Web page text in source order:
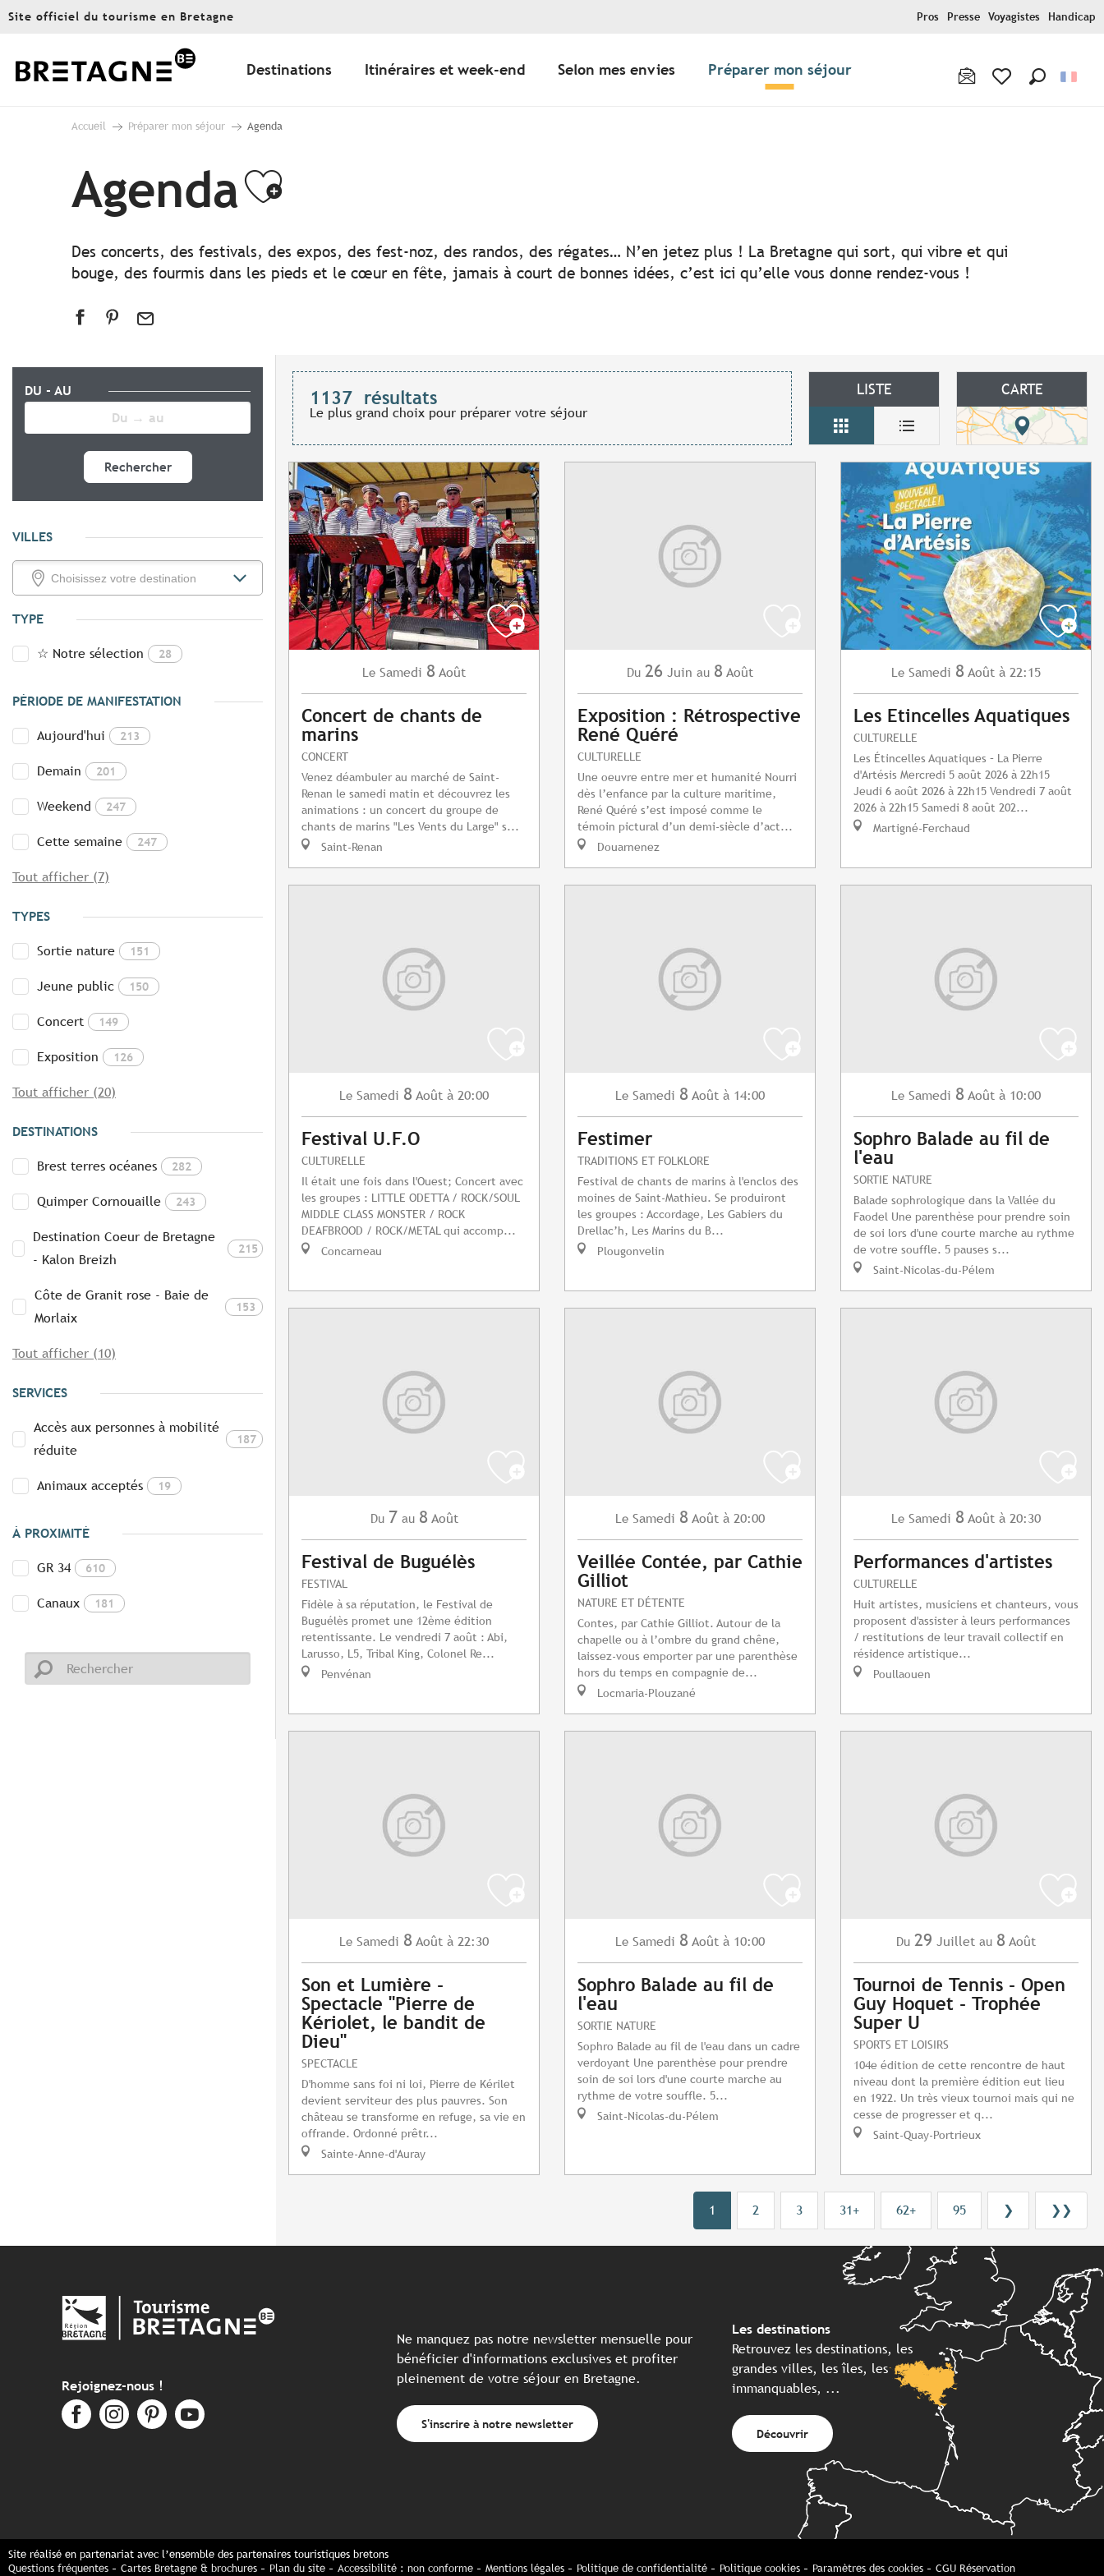
Aller
principal
Site officiel du tourisme en Bretagne Pros Presse Voyagistes Handicap
Destinations Itinéraires et week-end Selon mes envies Préparer mon séjour
Accueil Préparer mon séjour Agenda
AgendaAjouter aux favoris
Des concerts, des festivals, des expos, des fest-noz, des randos, des régates… N’en jetez plus ! La Bretagne qui sort, qui vibre et qui
bouge, des fourmis dans les pieds et le cœur en fête, jamais à court de bonnes idées, c’est ici qu’elle vous donne rendez-vous !
DU - AU
Rechercher
VILLES
TYPE
☆ Notre sélection 28
PÉRIODE DE MANIFESTATION
Aujourd'hui 213
Demain 201
Weekend 247
Cette semaine 247
Tout afficher (7)
TYPES
Sortie nature 151
Jeune public 150
Concert 149
Exposition 126
Tout afficher (20)
DESTINATIONS
Brest terres océanes 282
Quimper Cornouaille 243
Destination Coeur de Bretagne
- Kalon Breizh
215
Côte de Granit rose - Baie de
Morlaix
153
Tout afficher (10)
SERVICES
Accès aux personnes à mobilité
réduite
187
Animaux acceptés 19
À PROXIMITÉ
GR 34 610
Canaux 181
1137 résultats
Le plus grand choix pour préparer votre séjour
LISTE CARTE
Le Samedi 8 Août
Concert de chants de
marins
CONCERT
Venez déambuler au marché de Saint-
Renan le samedi matin et découvrez les
animations : un concert du groupe de
chants de marins "Les Vents du Large" s...
Saint-Renan
Du 26 Juin au 8 Août
Exposition : Rétrospective
René Quéré
CULTURELLE
Une oeuvre entre mer et humanité Nourri
dès l’enfance par la culture maritime,
René Quéré s’est imposé comme le
témoin pictural d’un demi-siècle d’act...
Douarnenez
Le Samedi 8 Août à 22:15
Les Etincelles Aquatiques
CULTURELLE
Les Étincelles Aquatiques – La Pierre
d'Artésis Mercredi 5 août 2026 à 22h15
Jeudi 6 août 2026 à 22h15 Vendredi 7 août
2026 à 22h15 Samedi 8 août 202...
Martigné-Ferchaud
Le Samedi 8 Août à 20:00
Festival U.F.O
CULTURELLE
Il était une fois dans l'Ouest; Concert avec
les groupes : LITTLE ODETTA / ROCK/SOUL
MIDDLE CLASS MONSTER / ROCK
DEAFBROOD / ROCK/METAL qui accomp...
Concarneau
Le Samedi 8 Août à 14:00
Festimer
TRADITIONS ET FOLKLORE
Festival de chants de marins à l'enclos des
moines de Saint-Mathieu. Se produiront
les groupes : Accordage, Les Gabiers du
Drellac’h, Les Marins du B...
Plougonvelin
Le Samedi 8 Août à 10:00
Sophro Balade au fil de
l'eau
SORTIE NATURE
Balade sophrologique dans la Vallée du
Faodel Une parenthèse pour prendre soin
de soi lors d'une courte marche au rythme
de votre souffle. 5 pauses s...
Saint-Nicolas-du-Pélem
Du 7 au 8 Août
Festival de Buguélès
FESTIVAL
Fidèle à sa réputation, le Festival de
Buguélès promet une 12ème édition
retentissante. Le vendredi 7 août : Abi,
Larusso, L5, Tribal King, Colonel Re...
Penvénan
Le Samedi 8 Août à 20:00
Veillée Contée, par Cathie
Gilliot
NATURE ET DÉTENTE
Contes, par Cathie Gilliot. Autour de la
chapelle ou à l’ombre du grand chêne,
laissez-vous emporter par une parenthèse
hors du temps en compagnie de...
Locmaria-Plouzané
Le Samedi 8 Août à 20:30
Performances d'artistes
CULTURELLE
Huit artistes, musiciens et chanteurs, vous
proposent d'assister à leurs performances
/ restitutions de leur travail collectif en
résidence artistique...
Poullaouen
Le Samedi 8 Août à 22:30
Son et Lumière -
Spectacle "Pierre de
Kériolet, le bandit de
Dieu"
SPECTACLE
D'homme sans foi ni loi, Pierre de Kérilet
devient serviteur des plus pauvres. Son
château se transforme en refuge, sa vie en
offrande. Ordonné prêtr...
Sainte-Anne-d'Auray
Le Samedi 8 Août à 10:00
Sophro Balade au fil de
l'eau
SORTIE NATURE
Sophro Balade au fil de l'eau dans un cadre
verdoyant Une parenthèse pour prendre
soin de soi lors d'une courte marche au
rythme de votre souffle. 5...
Saint-Nicolas-du-Pélem
Du 29 Juillet au 8 Août
Tournoi de Tennis - Open
Guy Hoquet - Trophée
Super U
SPORTS ET LOISIRS
104e édition de cette rencontre de haut
niveau dont la première édition eut lieu
en 1922. Un très vieux tournoi mais qui ne
cesse de progresser et q...
Saint-Quay-Portrieux
1 2 3 31+ 62+ 95 ❯ ❯❯
Rejoignez-nous !
Ne manquez pas notre newsletter mensuelle pour
bénéficier d'informations exclusives et profiter
pleinement de votre séjour en Bretagne.
S'inscrire à notre newsletter
Les destinations
Retrouvez les destinations, les
grandes villes, les îles, les
immanquables, ...
Découvrir
Site réalisé en partenariat avec l’ensemble des partenaires touristiques bretons
Questions fréquentes
Cartes Bretagne & brochures Plan du site Accessibilité : non conforme Mentions légales Politique de confidentialité Politique cookies Paramètres des cookies CGU Réservation